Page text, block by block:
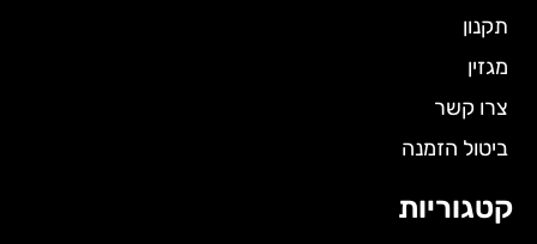
תקנון
מגזין
צרו קשר
ביטול הזמנה
קטגוריות